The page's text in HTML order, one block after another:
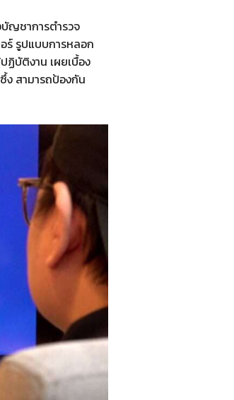
บัญชาการตำรวจ
ร์ รูปแบบการหลอก
ฏิบัติงาน เผยเบื้อง
ง สามารถป้องกัน